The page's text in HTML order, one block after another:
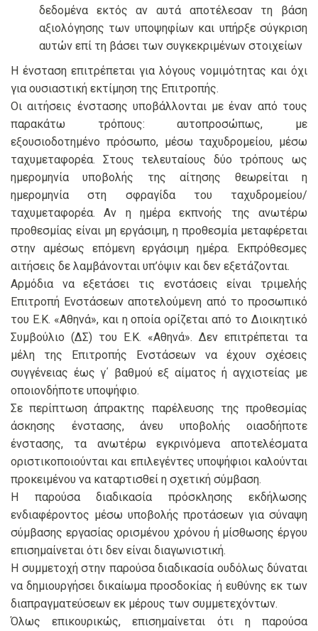
δεδομένα εκτός αν αυτά αποτέλεσαν τη βάση
αξιολόγησης των υποψηφίων και υπήρξε σύγκριση
αυτών επί τη βάσει των συγκεκριμένων στοιχείων
Η ένσταση επιτρέπεται για λόγους νομιμότητας και όχι
για ουσιαστική εκτίμηση της Επιτροπής.
Οι αιτήσεις ένστασης υποβάλλονται με έναν από τους
παρακάτω τρόπους: αυτοπροσώπως, με
εξουσιοδοτημένο πρόσωπο, μέσω ταχυδρομείου, μέσω
ταχυμεταφορέα. Στους τελευταίους δύο τρόπους ως
ημερομηνία υποβολής της αίτησης θεωρείται η
ημερομηνία στη σφραγίδα του ταχυδρομείου/
ταχυμεταφορέα. Αν η ημέρα εκπνοής της ανωτέρω
προθεσμίας είναι μη εργάσιμη, η προθεσμία μεταφέρεται
στην αμέσως επόμενη εργάσιμη ημέρα. Εκπρόθεσμες
αιτήσεις δε λαμβάνονται υπ’όψιν και δεν εξετάζονται.
Αρμόδια να εξετάσει τις ενστάσεις είναι τριμελής
Επιτροπή Ενστάσεων αποτελούμενη από το προσωπικό
του Ε.Κ. «Αθηνά», και η οποία ορίζεται από το Διοικητικό
Συμβούλιο (ΔΣ) του Ε.Κ. «Αθηνά». Δεν επιτρέπεται τα
μέλη της Επιτροπής Ενστάσεων να έχουν σχέσεις
συγγένειας έως γ΄ βαθμού εξ αίματος ή αγχιστείας με
οποιονδήποτε υποψήφιο.
Σε περίπτωση άπρακτης παρέλευσης της προθεσμίας
άσκησης ένστασης, άνευ υποβολής οιασδήποτε
ένστασης, τα ανωτέρω εγκρινόμενα αποτελέσματα
οριστικοποιούνται και επιλεγέντες υποψήφιοι καλούνται
προκειμένου να καταρτισθεί η σχετική σύμβαση.
Η παρούσα διαδικασία πρόσκλησης εκδήλωσης
ενδιαφέροντος μέσω υποβολής προτάσεων για σύναψη
σύμβασης εργασίας ορισμένου χρόνου ή μίσθωσης έργου
επισημαίνεται ότι δεν είναι διαγωνιστική.
Η συμμετοχή στην παρούσα διαδικασία ουδόλως δύναται
να δημιουργήσει δικαίωμα προσδοκίας ή ευθύνης εκ των
διαπραγματεύσεων εκ μέρους των συμμετεχόντων.
Όλως επικουρικώς, επισημαίνεται ότι η παρούσα